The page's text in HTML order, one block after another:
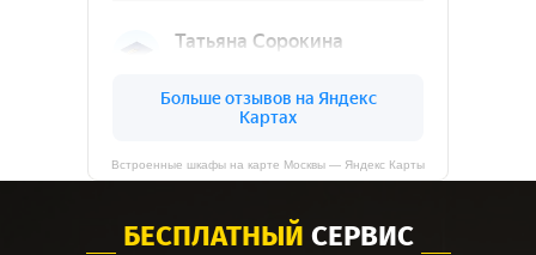
Встроенные шкафы на карте Москвы — Яндекс Карты
БЕСПЛАТНЫЙ СЕРВИС